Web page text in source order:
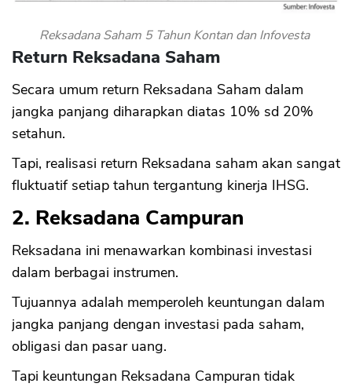
Reksadana Saham 5 Tahun Kontan dan Infovesta
Return Reksadana Saham
Secara umum return Reksadana Saham dalam
jangka panjang diharapkan diatas 10% sd 20%
setahun.
Tapi, realisasi return Reksadana saham akan sangat
fluktuatif setiap tahun tergantung kinerja IHSG.
2. Reksadana Campuran
Reksadana ini menawarkan kombinasi investasi
dalam berbagai instrumen.
Tujuannya adalah memperoleh keuntungan dalam
jangka panjang dengan investasi pada saham,
obligasi dan pasar uang.
Tapi keuntungan Reksadana Campuran tidak